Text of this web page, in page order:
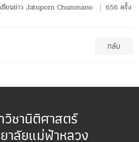
ขียนข่าว Jatuporn Chummano 656 ครั้ง
กลับ
วิชานิติศาสตร์
าลัยแม่ฟ้าหลวง